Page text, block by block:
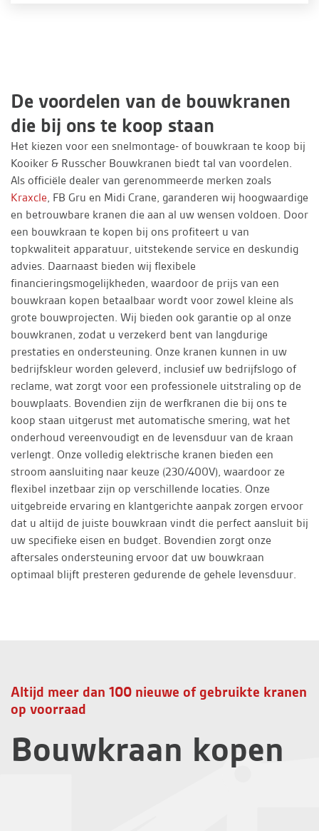
De voordelen van de bouwkranen
die bij ons te koop staan
Het kiezen voor een snelmontage- of bouwkraan te koop bij
Kooiker & Russcher Bouwkranen biedt tal van voordelen.
Als officiële dealer van gerenommeerde merken zoals
Kraxcle, FB Gru en Midi Crane, garanderen wij hoogwaardige
en betrouwbare kranen die aan al uw wensen voldoen. Door
een bouwkraan te kopen bij ons profiteert u van
topkwaliteit apparatuur, uitstekende service en deskundig
advies. Daarnaast bieden wij flexibele
financieringsmogelijkheden, waardoor de prijs van een
bouwkraan kopen betaalbaar wordt voor zowel kleine als
grote bouwprojecten. Wij bieden ook garantie op al onze
bouwkranen, zodat u verzekerd bent van langdurige
prestaties en ondersteuning. Onze kranen kunnen in uw
bedrijfskleur worden geleverd, inclusief uw bedrijfslogo of
reclame, wat zorgt voor een professionele uitstraling op de
bouwplaats. Bovendien zijn de werfkranen die bij ons te
koop staan uitgerust met automatische smering, wat het
onderhoud vereenvoudigt en de levensduur van de kraan
verlengt. Onze volledig elektrische kranen bieden een
stroom aansluiting naar keuze (230/400V), waardoor ze
flexibel inzetbaar zijn op verschillende locaties. Onze
uitgebreide ervaring en klantgerichte aanpak zorgen ervoor
dat u altijd de juiste bouwkraan vindt die perfect aansluit bij
uw specifieke eisen en budget. Bovendien zorgt onze
aftersales ondersteuning ervoor dat uw bouwkraan
optimaal blijft presteren gedurende de gehele levensduur.
Altijd meer dan 100 nieuwe of gebruikte kranen
op voorraad
Bouwkraan kopen